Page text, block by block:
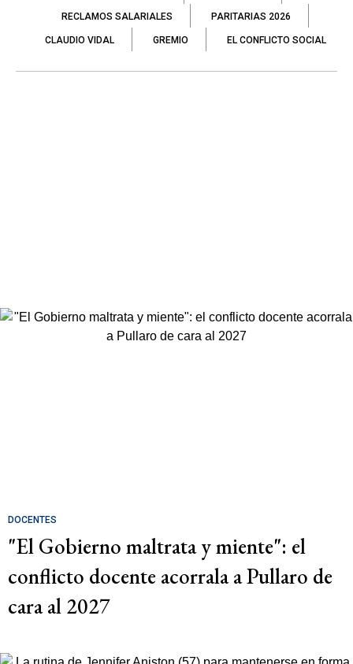
RECLAMOS SALARIALES PARITARIAS 2026
CLAUDIO VIDAL GREMIO EL CONFLICTO SOCIAL
DOCENTES
"El Gobierno maltrata y miente": el
conflicto docente acorrala a Pullaro de
cara al 2027